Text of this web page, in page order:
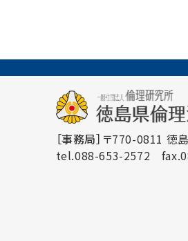
［事務局］ 〒770-0811 徳
tel.088-653-2572